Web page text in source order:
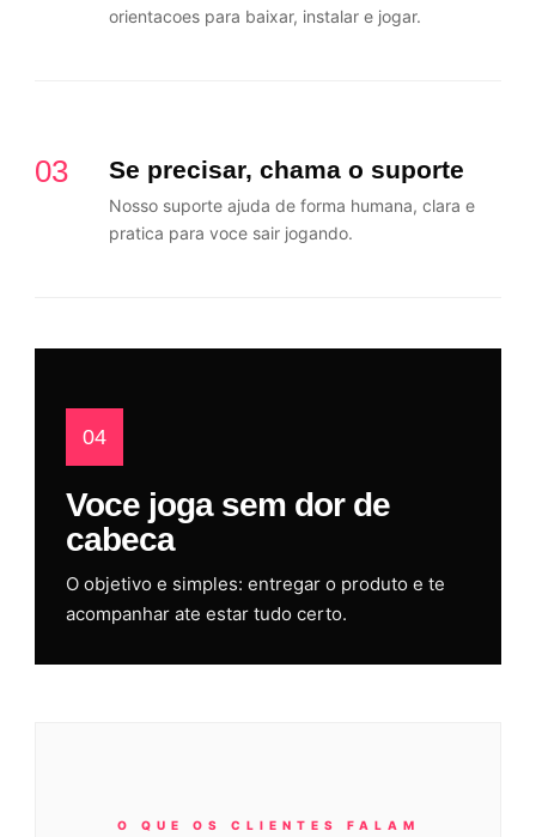
orientacoes para baixar, instalar e jogar.
03 Se precisar, chama o suporte
Nosso suporte ajuda de forma humana, clara e
pratica para voce sair jogando.
04
Voce joga sem dor de
cabeca
O objetivo e simples: entregar o produto e te
acompanhar ate estar tudo certo.
O QUE OS CLIENTES FALAM